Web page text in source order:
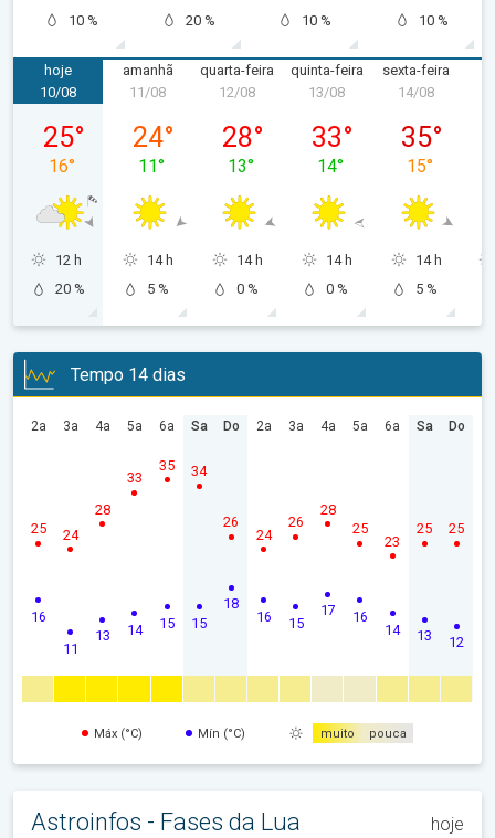
10 % 20 % 10 % 10 %
hoje
segunda-feira, 10/08
10/08
25°
16°
12 h
20 %
amanhã
terça-feira, 11/08
11/08
24°
11°
14 h
5 %
quarta-feira
quarta-feira, 12/08
12/08
28°
13°
14 h
0 %
quinta-feira
quinta-feira, 13/08
13/08
33°
14°
14 h
0 %
sexta-feira
14/08
35°
15°
14 h
5 %
Tempo 14 dias
2a
16
25
3a
11
24
4a
13
28
5a
14
33
6a
15
35
Sa
15
34
Do
18
26
2a
16
24
3a
15
26
4a
17
28
5a
16
25
6a
14
23
Sa
13
25
Do
12
25
Máx (°C) Mín (°C) muito pouca
Astroinfos - Fases da Lua hoje